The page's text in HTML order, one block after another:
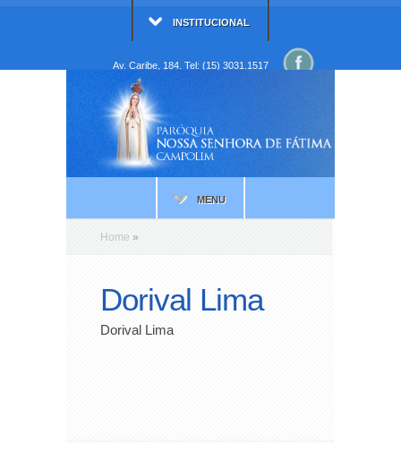
INSTITUCIONAL
Av. Caribe, 184. Tel: (15) 3031.1517
MENU
Home »
Dorival Lima
Dorival Lima